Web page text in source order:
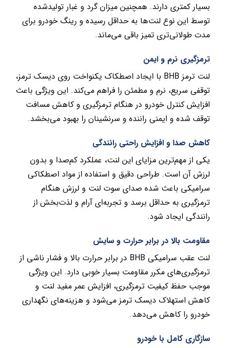
بسیار کمتری دارند. همچنین میزان گرد و غبار تولیدشده
توسط این نوع لنت‌ها به حداقل رسیده و رینگ خودرو برای
مدت طولانی‌تری تمیز باقی می‌ماند.
ترمزگیری نرم و ایمن
لنت ترمز BHB با ایجاد اصطکاک یکنواخت روی دیسک ترمز،
توقفی سریع، نرم و مطمئن را فراهم می‌کند. این ویژگی باعث
افزایش کنترل خودرو در هنگام ترمزگیری و کاهش مسافت
توقف شده و ایمنی راننده و سرنشینان را بهبود می‌بخشد.
کاهش صدا و افزایش راحتی رانندگی
یکی از مهم‌ترین مزایای این لنت، عملکرد کم‌صدا و بدون
لرزش آن است. طراحی دقیق و استفاده از مواد اصطکاکی
سرامیکی باعث شده صدای سوت لنت و لرزش هنگام
ترمزگیری به حداقل برسد و تجربه‌ای آرام و لذت‌بخش از
رانندگی ایجاد شود.
مقاومت بالا در برابر حرارت و سایش
لنت عقب سرامیکی BHB در برابر حرارت بالا و فشار ناشی از
ترمزگیری‌های مکرر مقاومت بسیار خوبی دارد. این ویژگی
موجب حفظ کیفیت ترمزگیری، افزایش عمر مفید لنت و
کاهش استهلاک دیسک ترمز می‌شود و هزینه‌های نگهداری
خودرو را کاهش می‌دهد.
سازگاری کامل با خودرو